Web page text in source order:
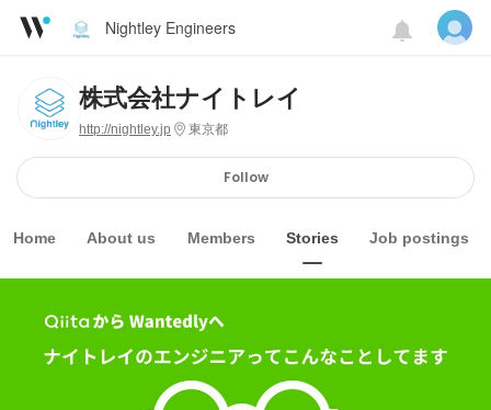
Nightley Engineers
株式会社ナイトレイ
http://nightley.jp 東京都
Follow
Home About us Members Stories Job postings